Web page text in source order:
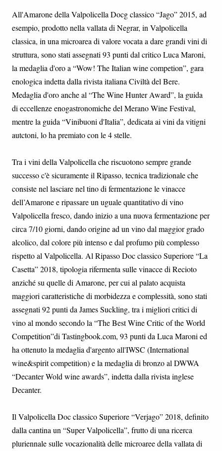
All'Amarone della Valpolicella Docg classico “Jago” 2015, ad
esempio, prodotto nella vallata di Negrar, in Valpolicella
classica, in una microarea di valore vocata a dare grandi vini di
struttura, sono stati assegnati 93 punti dal critico Luca Maroni,
la medaglia d'oro a “Wow! The Italian wine competion”, gara
enologica indetta dalla rivista italiana Civiltà del Bere.
Medaglia d'oro anche al “The Wine Hunter Award”, la guida
di eccellenze enogastronomiche del Merano Wine Festival,
mentre la guida “Vinibuoni d'Italia”, dedicata ai vini da vitigni
autctoni, lo ha premiato con le 4 stelle.
Tra i vini della Valpolicella che riscuotono sempre grande
successo c'è sicuramente il Ripasso, tecnica tradizionale che
consiste nel lasciare nel tino di fermentazione le vinacce
dell’Amarone e ripassare un uguale quantitativo di vino
Valpolicella fresco, dando inizio a una nuova fermentazione per
circa 7/10 giorni, dando origine ad un vino dal maggior grado
alcolico, dal colore più intenso e dal profumo più complesso
rispetto al Valpolicella. Al Ripasso Doc classico Superiore “La
Casetta” 2018, tipologia rifermenta sulle vinacce di Recioto
anziché su quelle di Amarone, per cui al palato acquista
maggiori caratteristiche di morbidezza e complessità, sono stati
assegnati 92 punti da James Suckling, tra i migliori critici di
vino al mondo secondo la “The Best Wine Critic of the World
Competition”di Tastingbook.com, 93 punti da Luca Maroni ed
ha ottenuto la medaglia d'argento all'IWSC (International
wine&spirit competition) e la medaglia di bronzo al DWWA
“Decanter Wold wine awards”, indetta dalla rivista inglese
Decanter.
Il Valpolicella Doc classico Superiore “Verjago” 2018, definito
dalla cantina un “Super Valpolicella”, frutto di una ricerca
pluriennale sulle vocazionalità delle microaree della vallata di